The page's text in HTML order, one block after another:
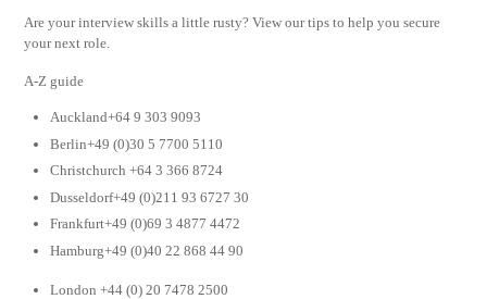
Are your interview skills a little rusty? View our tips to help you secure
your next role.
A-Z guide
Auckland+64 9 303 9093
Berlin+49 (0)30 5 7700 5110
Christchurch +64 3 366 8724
Dusseldorf+49 (0)211 93 6727 30
Frankfurt+49 (0)69 3 4877 4472
Hamburg+49 (0)40 22 868 44 90
London +44 (0) 20 7478 2500